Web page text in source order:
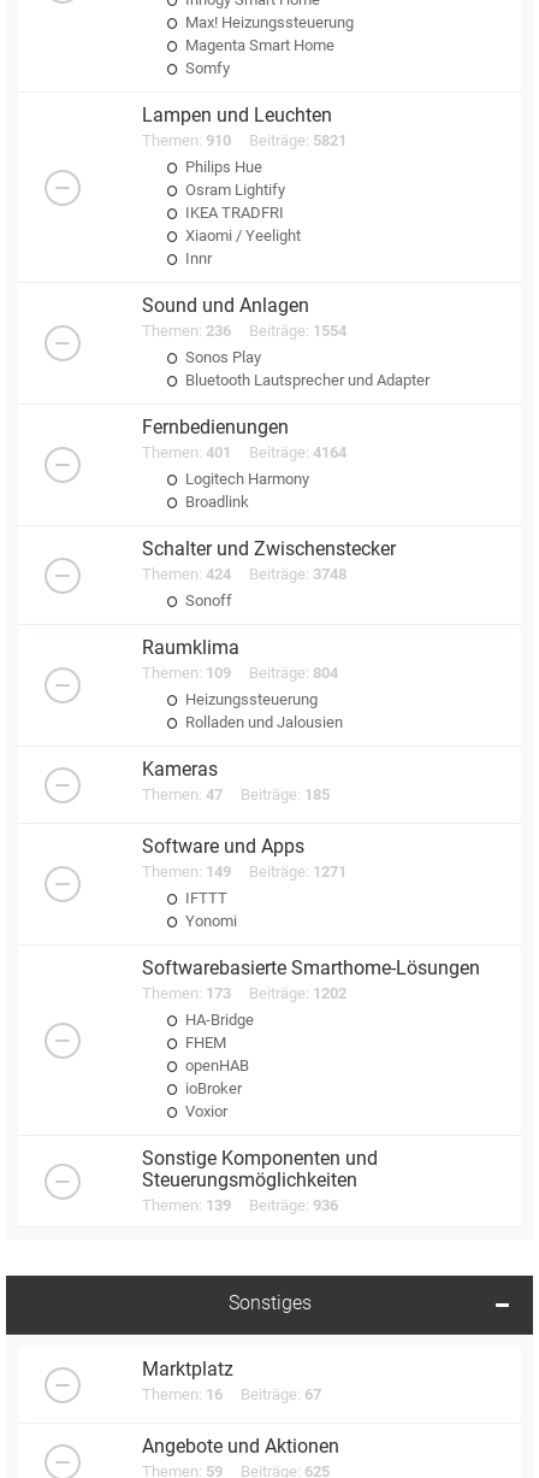
Max! Heizungssteuerung
Magenta Smart Home
Somfy
Lampen und Leuchten
Themen: 910 Beiträge: 5821
Philips Hue
Osram Lightify
IKEA TRADFRI
Xiaomi / Yeelight
Innr
Sound und Anlagen
Themen: 236 Beiträge: 1554
Sonos Play
Bluetooth Lautsprecher und Adapter
Fernbedienungen
Themen: 401 Beiträge: 4164
Logitech Harmony
Broadlink
Schalter und Zwischenstecker
Themen: 424 Beiträge: 3748
Sonoff
Raumklima
Themen: 109 Beiträge: 804
Heizungssteuerung
Rolladen und Jalousien
Kameras
Themen: 47 Beiträge: 185
Software und Apps
Themen: 149 Beiträge: 1271
IFTTT
Yonomi
Softwarebasierte Smarthome-Lösungen
Themen: 173 Beiträge: 1202
HA-Bridge
FHEM
openHAB
ioBroker
Voxior
Sonstige Komponenten und
Steuerungsmöglichkeiten
Themen: 139 Beiträge: 936
Sonstiges
Marktplatz
Themen: 16 Beiträge: 67
Angebote und Aktionen
Themen: 59 Beiträge: 625